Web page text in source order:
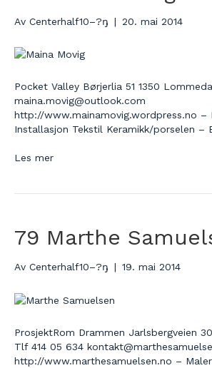
Av Centerhalf10–?ŋ | 20. mai 2014
Pocket Valley Børjerlia 51 1350
maina.movig@outlook.com
http://www.mainamovig.wordpress.no –
Installasjon Tekstil Keramikk/porselen –
Les mer
79 Marthe
Av Centerhalf10–?ŋ | 19. mai 2014
ProsjektRom Drammen Jarlsbergveien
Tlf 414 05 634
http://www.marthesamuelsen.no –